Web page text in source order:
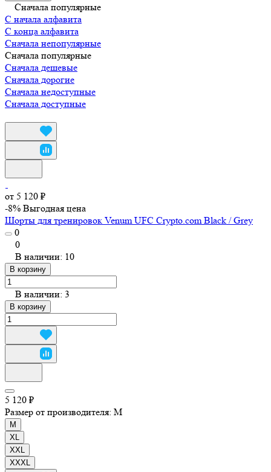
Сначала популярные
С начала алфавита
С конца алфавита
Сначала непопулярные
Сначала популярные
Сначала дешевые
Сначала дорогие
Сначала недоступные
Сначала доступные
от 5 120 ₽
-8% Выгодная цена
Шорты для тренировок Venum UFC Crypto.com Black / Grey
0
0
В наличии: 10
В корзину
В наличии: 3
В корзину
5 120 ₽
Размер от производителя: M
M
XL
XXL
XXXL